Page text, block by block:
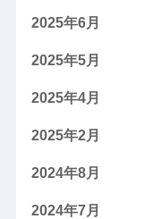
2025年6月
2025年5月
2025年4月
2025年2月
2024年8月
2024年7月